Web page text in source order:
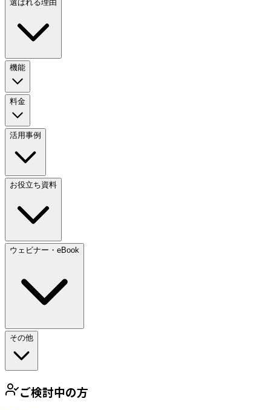
選ばれる理由
機能
料金
活用事例
お役立ち資料
ウェビナー・eBook
その他
ご検討中の方